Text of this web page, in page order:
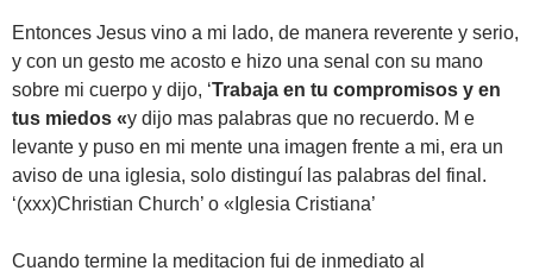
Entonces Jesus vino a mi lado, de manera reverente y serio,
y con un gesto me acosto e hizo una senal con su mano
sobre mi cuerpo y dijo, ‘Trabaja en tu compromisos y en
tus miedos «y dijo mas palabras que no recuerdo. M e
levante y puso en mi mente una imagen frente a mi, era un
aviso de una iglesia, solo distinguí las palabras del final.
‘(xxx)Christian Church’ o «Iglesia Cristiana’
Cuando termine la meditacion fui de inmediato al